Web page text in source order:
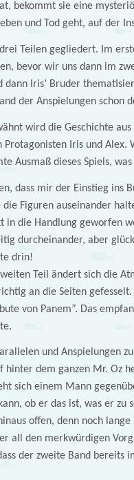
bekommt sie eine
und Tod geht, auf der
Teilen gegliedert. Im
bevor wir uns dann im
dann Iris’ Bruder
der Anspielungen schon
wird die Geschichte
Protagonisten Iris und
Ausmaß dieses Spiels,
dass mir der Einstieg
Figuren auseinander
in die Handlung geworfen
durcheinander, aber
drin!
Teil ändert sich die
an die Seiten
von Panem”. Das
und Anspielungen
hinter dem ganzen Mr. Oz
sich einem Mann
ob er das ist, was er zu
offen, denn noch
all den merkwürdigen
der zweite Band bereits